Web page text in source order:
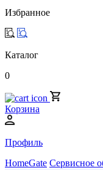
Избранное
Каталог
0
Корзина
Профиль
HomeGate Сервисное